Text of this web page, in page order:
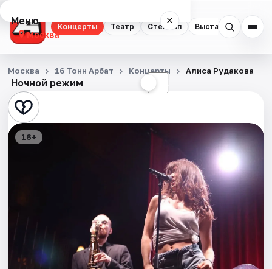
Концерты Театр Стендап Выставки
Меню ×
Москва
Концерты
Театр
Стендап
События
Ночной режим ☾
Москва 16 Тонн Арбат Концерты Алиса Рудакова
16+